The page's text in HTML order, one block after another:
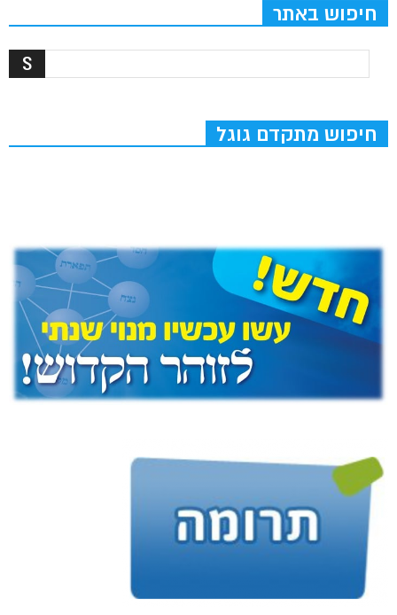
חיפוש באתר
חיפוש מתקדם גוגל